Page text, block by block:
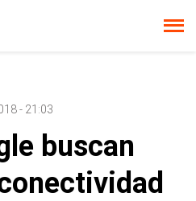
- 21:03
buscan